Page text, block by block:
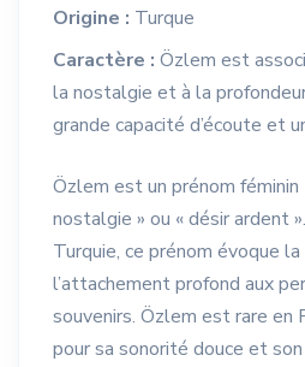
Origine : Turque
Caractère : Özlem est
la nostalgie et à la
grande capacité d’écoute et
Özlem est un prénom
nostalgie » ou « désir ardent
Turquie, ce prénom évoque
l’attachement profond aux
souvenirs. Özlem est rare en
pour sa sonorité douce et